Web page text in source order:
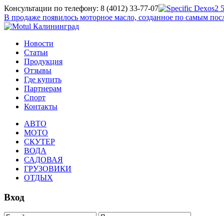
Консультации по телефону: 8 (4012) 33-77-07
В продаже появилось моторное масло, созданное по самым
Новости
Статьи
Продукция
Отзывы
Где купить
Партнерам
Спорт
Контакты
АВТО
МОТО
СКУТЕР
ВОДА
САДОВАЯ
ГРУЗОВИКИ
ОТДЫХ
Вход